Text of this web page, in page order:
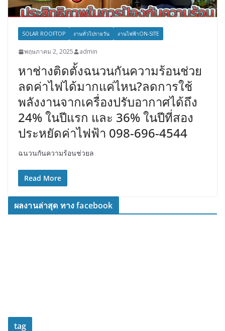
SOLAR ROOFTOP งานทั่วไปรายวัน งานไฟฟ้าON-SITE
พฤษภาคม 2, 2025 admin
หาช่างติดตั้งฉนวนกันความร้อนช่วย
ลดค่าไฟได้มากแค่ไหน?ลดการใช้
พลังงานจากเครื่องปรับอากาศได้ถึง
24% ในปีแรก และ 36% ในปีที่สอง
ประหยัดค่าไฟฟ้า 098-696-4544
ฉนวนกันความร้อนช่วยล
Read More
ผลงานล่าสุด ทาง facebook
tag